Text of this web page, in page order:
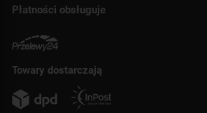
Płatności obsługuje
Towary dostarczają